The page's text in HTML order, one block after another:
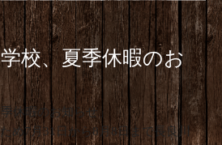
校、夏季休暇のお
季休暇のお知らせ」
め7月31 日から8月8日まで長良川